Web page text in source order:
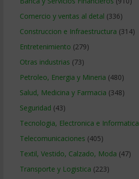
Comercio y ventas al detal (336)
Construccion e Infraestructura (314)
Entretenimiento (279)
Otras industrias (73)
Petroleo, Energia y Mineria (480)
Salud, Medicina y Farmacia (348)
Seguridad (43)
Tecnologia, Electronica e Informatica
Telecomunicaciones (405)
Textil, Vestido, Calzado, Moda (47)
Transporte y Logistica (223)